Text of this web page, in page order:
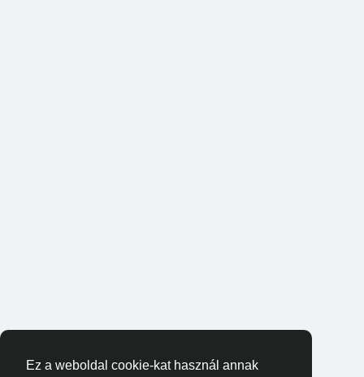
Ez a weboldal cookie-kat használ annak